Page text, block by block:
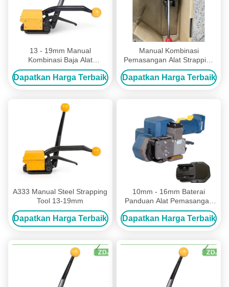
13 - 19mm Manual
Kombinasi Baja Alat
Strapping Alat Strapping
Tanpa Segel
Dapatkan Harga Terbaik
Manual Kombinasi
Pemasangan Alat Strapping
Baja Tanpa Segel
Dapatkan Harga Terbaik
A333 Manual Steel Strapping
Tool 13-19mm
Dapatkan Harga Terbaik
10mm - 16mm Baterai
Panduan Alat Pemasangan
Plastik Tanpa Seal Wireless
Manual Pallet Strapper
Dapatkan Harga Terbaik